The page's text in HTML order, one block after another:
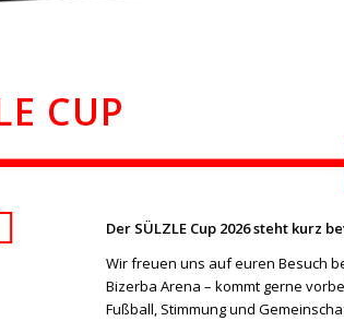
CUP
Der SÜLZLE Cup 2026 steht kurz
Wir freuen uns auf euren Besuch
Bizerba Arena – kommt gerne
Fußball, Stimmung und